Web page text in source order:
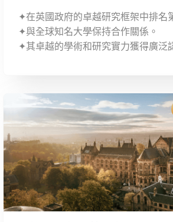
✦在英國政府的卓越研究框架中排名
✦與全球知名大學保持合作關係。
✦其卓越的學術和研究實力獲得廣泛